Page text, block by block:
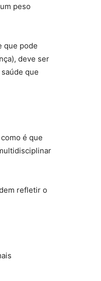
peso
que pode
deve ser
que
é que
refletir o